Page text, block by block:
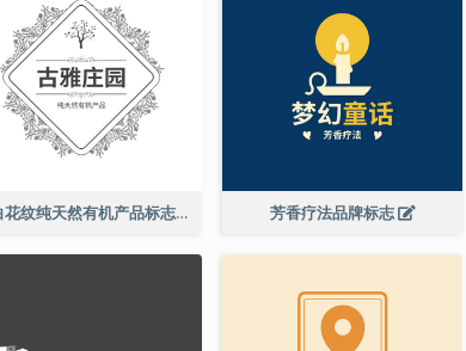
黑白花纹纯天然有机产品标志 芳香疗法品牌标志